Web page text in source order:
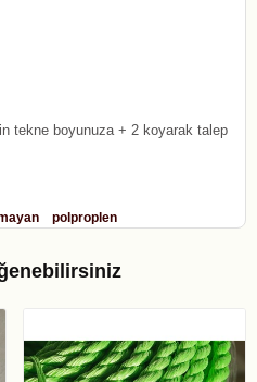
tekne boyunuza + 2 koyarak talep
polproplen